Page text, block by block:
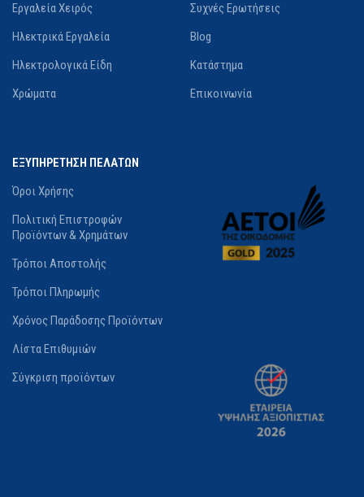
Εργαλεία Χειρός
Ηλεκτρικά Εργαλεία
Ηλεκτρολογικά Είδη
Χρώματα
Συχνές Ερωτήσεις
Blog
Κατάστημα
Επικοινωνία
ΕΞΥΠΗΡΕΤΗΣΗ ΠΕΛΑΤΩΝ
Όροι Χρήσης
Πολιτική Επιστροφών
Προϊόντων & Χρημάτων
Τρόποι Αποστολής
Τρόποι Πληρωμής
Χρόνος Παράδοσης Προϊόντων
Λίστα Επιθυμιών
Σύγκριση προϊόντων